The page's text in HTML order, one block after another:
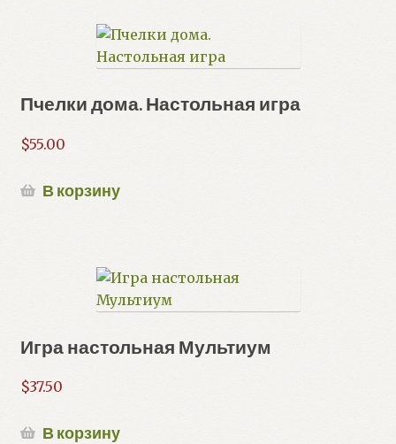
Пчелки дома. Настольная игра
$55.00
В корзину
Игра настольная Мультиум
$37.50
В корзину